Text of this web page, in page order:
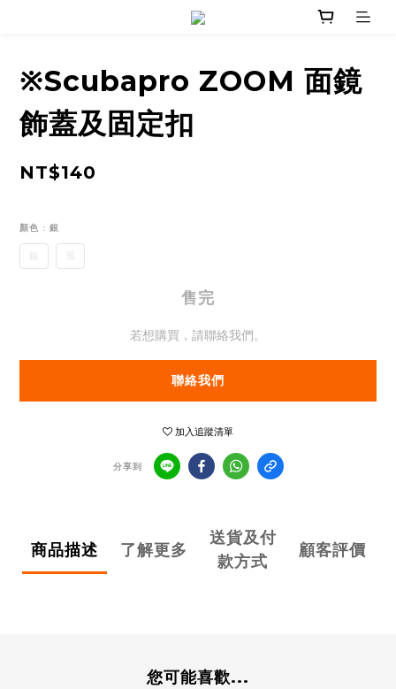
※Scubapro ZOOM 面鏡
飾蓋及固定扣
NT$140
顏色 : 銀
售完
若想購買，請聯絡我們。
聯絡我們
加入追蹤清單
分享到
商品描述 了解更多
送貨及付
款方式
顧客評價
您可能喜歡...